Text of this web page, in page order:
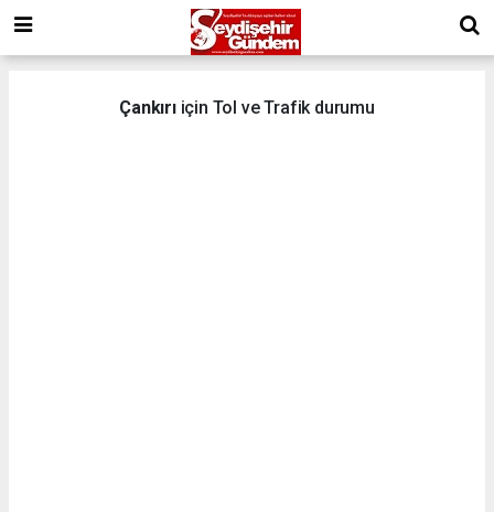
Çankırı için Tol ve Trafik durumu